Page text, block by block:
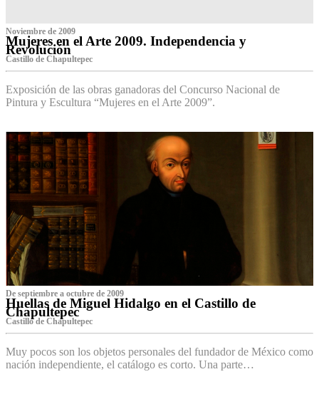
Noviembre de 2009
Mujeres en el Arte 2009. Independencia y
Revolución
Castillo de Chapultepec
Exposición de las obras ganadoras del Concurso Nacional de
Pintura y Escultura “Mujeres en el Arte 2009”.
De septiembre a octubre de 2009
Huellas de Miguel Hidalgo en el Castillo de
Chapultepec
Castillo de Chapultepec
Muy pocos son los objetos personales del fundador de México como
nación independiente, el catálogo es corto. Una parte…